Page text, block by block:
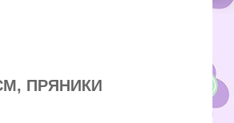
ПРЯНИКИ